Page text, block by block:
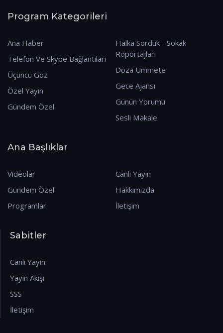
Program Kategorileri
Ana Haber
Telefon Ve Skype Bağlantıları
Üçüncü Göz
Özel Yayın
Gündem Özel
Halka Sorduk - Sokak
Röportajları
Doza Ummete
Gece Ajansı
Günün Yorumu
Sesli Makale
Ana Başlıklar
Videolar
Gündem Özel
Programlar
Canlı Yayın
Hakkımızda
İletişim
Sabitler
Canlı Yayın
Yayın Akışı
SSS
İletişim